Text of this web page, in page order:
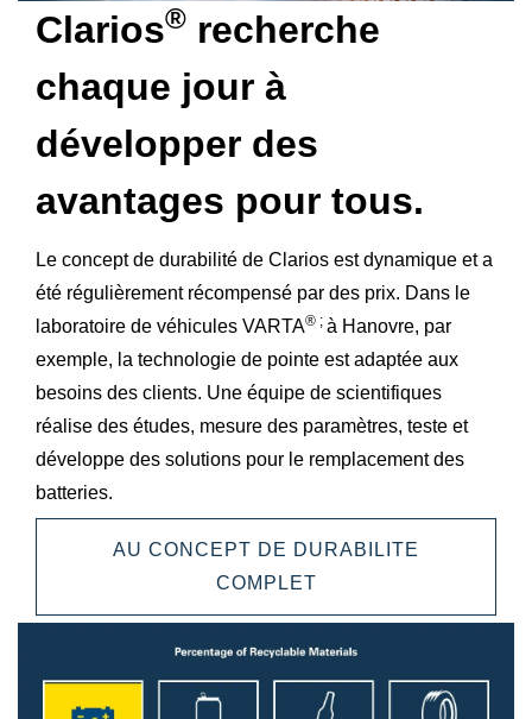
Clarios® recherche
chaque jour à
développer des
avantages pour tous.
Le concept de durabilité de Clarios est dynamique et a
été régulièrement récompensé par des prix. Dans le
laboratoire de véhicules VARTA® ; à Hanovre, par
exemple, la technologie de pointe est adaptée aux
besoins des clients. Une équipe de scientifiques
réalise des études, mesure des paramètres, teste et
développe des solutions pour le remplacement des
batteries.
AU CONCEPT DE DURABILITE
COMPLET